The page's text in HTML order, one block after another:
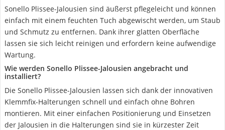
Sonello Plissee-Jalousien sind äußerst pflegeleicht und können
einfach mit einem feuchten Tuch abgewischt werden, um Staub
und Schmutz zu entfernen. Dank ihrer glatten Oberfläche
lassen sie sich leicht reinigen und erfordern keine aufwendige
Wartung.
Wie werden Sonello Plissee-Jalousien angebracht und
installiert?
Die Sonello Plissee-Jalousien lassen sich dank der innovativen
Klemmfix-Halterungen schnell und einfach ohne Bohren
montieren. Mit einer einfachen Positionierung und Einsetzen
der Jalousien in die Halterungen sind sie in kürzester Zeit